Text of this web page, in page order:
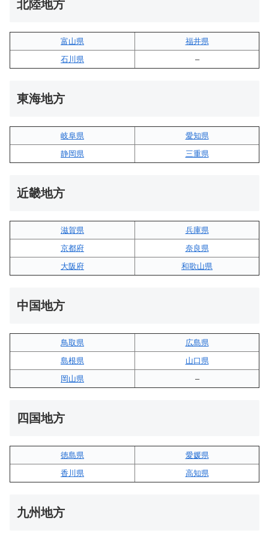
北陸地方
富山県
福井県
石川県
–
東海地方
岐阜県
愛知県
静岡県
三重県
近畿地方
滋賀県
兵庫県
京都府
奈良県
大阪府
和歌山県
中国地方
鳥取県
広島県
島根県
山口県
岡山県
–
四国地方
徳島県
愛媛県
香川県
高知県
九州地方